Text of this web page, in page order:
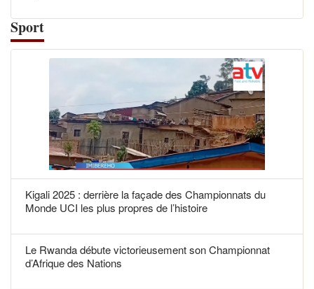
Sport
Kigali 2025 : derrière la façade des Championnats du
Monde UCI les plus propres de l’histoire
Le Rwanda débute victorieusement son Championnat
d’Afrique des Nations